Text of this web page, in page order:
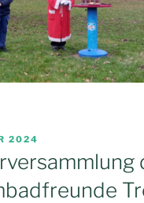
2024